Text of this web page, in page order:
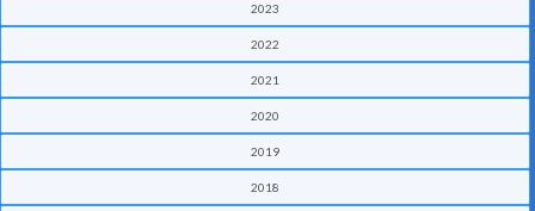
2023
2022
2021
2020
2019
2018